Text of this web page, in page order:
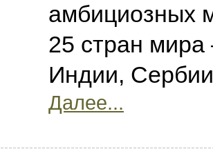
амбициозных
25 стран мира
Индии,
Далее...